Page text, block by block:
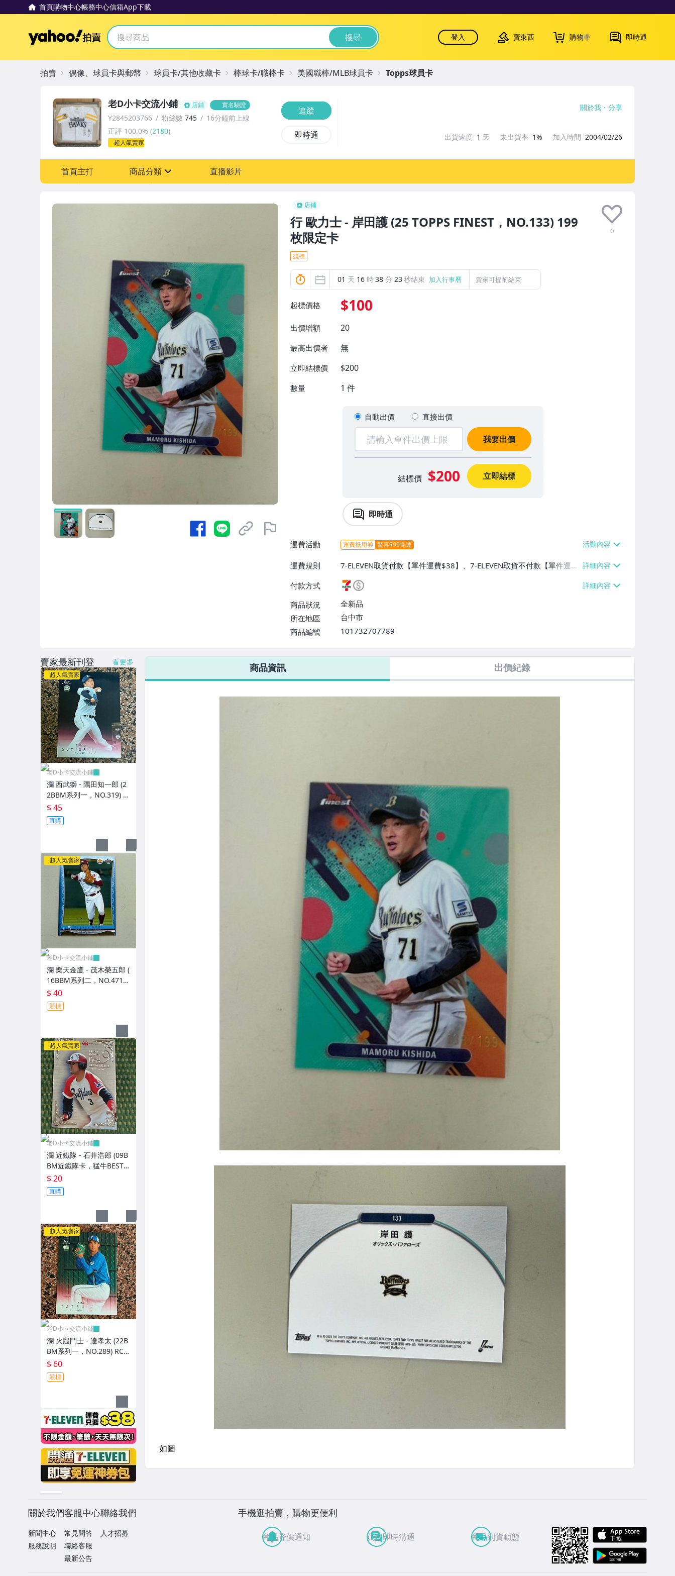
首頁購物中心帳務中心信箱App下載
Yahoo拍賣 搜尋 登入 賣東西 購物車 即時通
店鋪
行 歐力士 - 岸田護 (25 TOPPS FINEST，NO.133) 199
枚限定卡
0
競標
01 天 16 時38 分 21秒結束 加入行事曆 賣家可提前結束
起標價格 $100
出價增額 20
最高出價者 無
立即結標價 $200
數量 1 件
自動出價 直接出價
我要出價
結標價 $200 立即結標
即時通
運費活動 運費抵用券 驚喜$99免運
運費規則
7-ELEVEN取貨付款【單件運費$38】、7-ELEVEN取貨不付款【單件運費
$38】、宅配/貨運【單件運費$60、消費滿$1000免運費】、郵局掛號
【單件運費$31、滿10件或消費滿$700免運費】、低溫配送【單件運費
$60】
付款方式
商品狀況
全新品
所在地區
台中市
商品編號
101732707789
7-ELEVEN 運費只要38元
老D小卡交流小鋪 店鋪 實名驗證
Y2845203766 粉絲數 745
16分鐘前上線
正評 100.0% (2180)
超人氣賣家
追蹤
即時通
關於我 分享
出貨速度 1 天 未出貨率 1% 加入時間 2004/02/26
首頁主打 商品分類 直播影片
拍賣 偶像、球員卡與郵幣 球員卡/其他收藏卡 棒球卡/職棒卡 美國職棒/MLB球員卡 Topps球員卡
商品資訊 出價紀錄
賣家最新刊登 看更多
超人氣賣家
老D小卡交流小鋪
瀾 西武獅 - 隅田知一郎 (2
2BBM系列一，NO.319) R
C新人卡
$ 45
直購
超人氣賣家
老D小卡交流小鋪
瀾 樂天金鷹 - 茂木榮五郎 (
16BBM系列二，NO.471)
RC新人卡
$ 40
競標
超人氣賣家
老D小卡交流小鋪
瀾 近鐵隊 - 石井浩郎 (09B
BM近鐵隊卡，猛牛BEST 9
特卡，NO.B3) 狼主
$ 20
直購
超人氣賣家
老D小卡交流小鋪
瀾 火腿鬥士 - 達孝太 (22B
BM系列一，NO.289) RC
$ 60
競標
關於我們
新聞中心
服務說明
客服中心
常見問答
聯絡客服
最新公告
聯絡我們
人才招募
手機逛拍賣，購物更便利
商品降價通知 買賣即時溝通 商品到貨動態